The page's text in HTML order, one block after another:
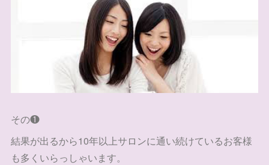
その❶
結果が出るから10年以上サロンに通い続けているお客様
も多くいらっしゃいます。